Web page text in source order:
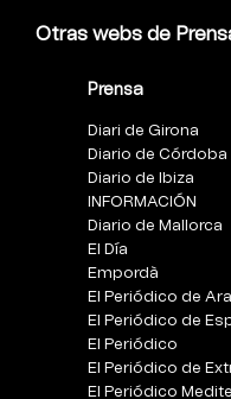
Otras webs de
Prensa
Diari de Girona
Diario de Córdoba
Diario de Ibiza
INFORMACIÓN
Diario de Mallorca
El Día
Empordà
El Periódico de
El Periódico de
El Periódico
El Periódico de
El Periódico